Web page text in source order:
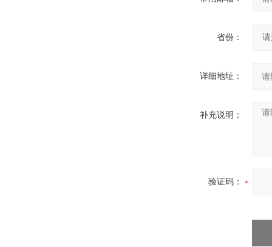
省份：
详细地址：
补充说明：
验证码：